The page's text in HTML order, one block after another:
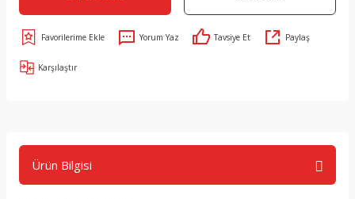
Yorum Yaz Tavsiye Et Paylaş
Karşılaştır
Ürün Bilgisi